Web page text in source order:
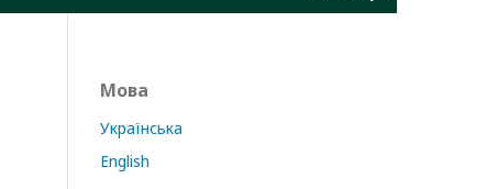
Мова
Українська
English